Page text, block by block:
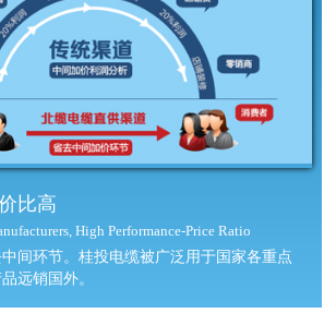
比高
High Performance-Price Ratio
间环节。桂投电缆被广泛用于国家各重点
远销国外。